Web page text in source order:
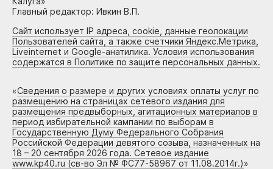
Главный редактор: Ивкин В.П.
Сайт использует IP адреса, cookie, данные геолокации
Пользователей сайта, а также счетчики Яндекс.Метрика,
Liveinternet и Google-анатилика. Условия использования
содержатся в Политике по защите персональных данных.
«Сведения о размере и других условиях оплаты услуг по
размещению на страницах сетевого издания для
размещения предвыборных, агитационных материалов в
период избирательной кампании по выборам в
Государственную Думу Федерального Собрания
Российской Федерации девятого созыва, назначенных на
18 – 20 сентября 2026 года. Сетевое издание
www.kp40.ru (св-во Эл № ФС77-58967 от 11.08.2014г.)»